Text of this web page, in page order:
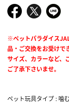
※ペットパラダイス
品・ご交換をお受けで
サイズ、カラーなど、
ご了承下さいませ。
ペット玩具タイプ : 噛